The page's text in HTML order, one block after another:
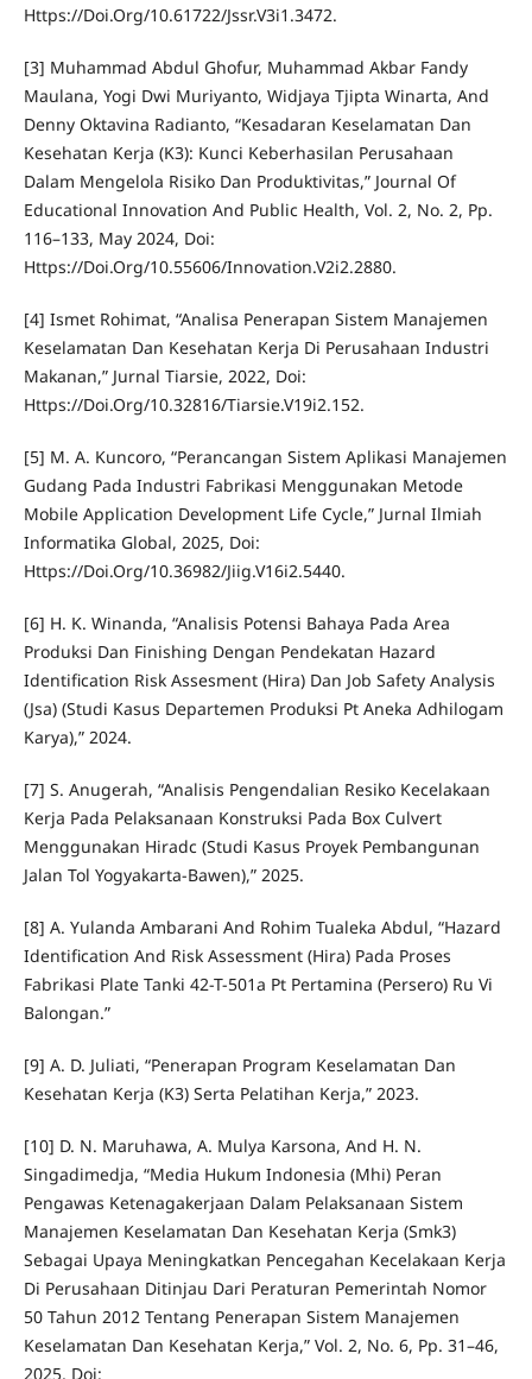
Https://Doi.Org/10.61722/Jssr.V3i1.3472.
[3] Muhammad Abdul Ghofur, Muhammad Akbar Fandy
Maulana, Yogi Dwi Muriyanto, Widjaya Tjipta Winarta, And
Denny Oktavina Radianto, “Kesadaran Keselamatan Dan
Kesehatan Kerja (K3): Kunci Keberhasilan Perusahaan
Dalam Mengelola Risiko Dan Produktivitas,” Journal Of
Educational Innovation And Public Health, Vol. 2, No. 2, Pp.
116–133, May 2024, Doi:
Https://Doi.Org/10.55606/Innovation.V2i2.2880.
[4] Ismet Rohimat, “Analisa Penerapan Sistem Manajemen
Keselamatan Dan Kesehatan Kerja Di Perusahaan Industri
Makanan,” Jurnal Tiarsie, 2022, Doi:
Https://Doi.Org/10.32816/Tiarsie.V19i2.152.
[5] M. A. Kuncoro, “Perancangan Sistem Aplikasi Manajemen
Gudang Pada Industri Fabrikasi Menggunakan Metode
Mobile Application Development Life Cycle,” Jurnal Ilmiah
Informatika Global, 2025, Doi:
Https://Doi.Org/10.36982/Jiig.V16i2.5440.
[6] H. K. Winanda, “Analisis Potensi Bahaya Pada Area
Produksi Dan Finishing Dengan Pendekatan Hazard
Identification Risk Assesment (Hira) Dan Job Safety Analysis
(Jsa) (Studi Kasus Departemen Produksi Pt Aneka Adhilogam
Karya),” 2024.
[7] S. Anugerah, “Analisis Pengendalian Resiko Kecelakaan
Kerja Pada Pelaksanaan Konstruksi Pada Box Culvert
Menggunakan Hiradc (Studi Kasus Proyek Pembangunan
Jalan Tol Yogyakarta-Bawen),” 2025.
[8] A. Yulanda Ambarani And Rohim Tualeka Abdul, “Hazard
Identification And Risk Assessment (Hira) Pada Proses
Fabrikasi Plate Tanki 42-T-501a Pt Pertamina (Persero) Ru Vi
Balongan.”
[9] A. D. Juliati, “Penerapan Program Keselamatan Dan
Kesehatan Kerja (K3) Serta Pelatihan Kerja,” 2023.
[10] D. N. Maruhawa, A. Mulya Karsona, And H. N.
Singadimedja, “Media Hukum Indonesia (Mhi) Peran
Pengawas Ketenagakerjaan Dalam Pelaksanaan Sistem
Manajemen Keselamatan Dan Kesehatan Kerja (Smk3)
Sebagai Upaya Meningkatkan Pencegahan Kecelakaan Kerja
Di Perusahaan Ditinjau Dari Peraturan Pemerintah Nomor
50 Tahun 2012 Tentang Penerapan Sistem Manajemen
Keselamatan Dan Kesehatan Kerja,” Vol. 2, No. 6, Pp. 31–46,
2025, Doi: